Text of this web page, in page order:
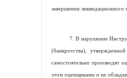
завершении ликвидационного
7. В нарушение
(банкротства),
самостоятельно производят
этом оценщиками и не